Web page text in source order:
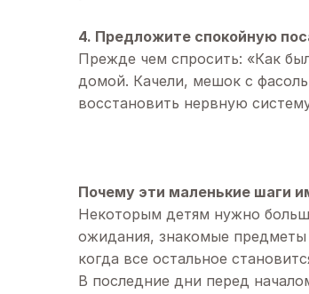
4. Предложите спокойную
Прежде чем спросить: «Как
домой. Качели, мешок с
восстановить нервную
Почему эти маленькие шаги
Некоторым детям нужно
ожидания, знакомые предметы
когда все остальное
В последние дни перед